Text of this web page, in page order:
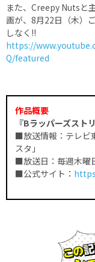
また、Creepy Nutsと
画が、8月22日（木）
しなく!!
https://
Q/featured
作品概要
『Bラッパーズスト
■放送情報：テレビ
スタ」
■放送日：毎週木曜
■公式サイト：